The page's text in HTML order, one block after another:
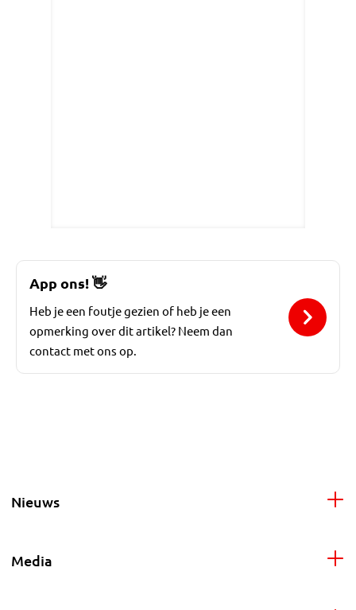
App ons!👋
Heb je een foutje gezien of heb je een
opmerking over dit artikel? Neem dan
contact met ons op.
Nieuws
Media